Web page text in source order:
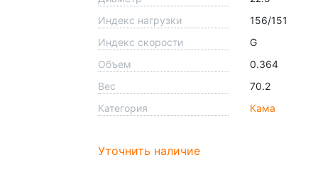
Индекс нагрузки
156/151
Индекс скорости
G
Объем
0.364
Вес
70.2
Категория
Кама
Уточнить наличие